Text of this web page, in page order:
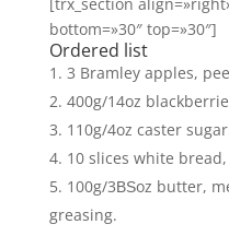
bottom=»30″ top=»30″]
Ordered list
3 Bramley apples,
400g/14oz
110g/4oz caster
10 slices white
100g/3ВЅoz butter,
greasing.